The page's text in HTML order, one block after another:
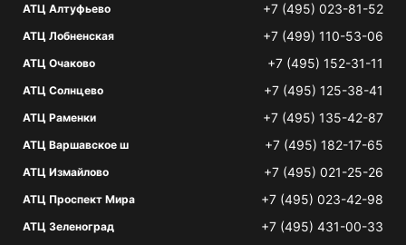
АТЦ Алтуфьево +7 (495) 023-81-52
АТЦ Лобненская +7 (499) 110-53-06
АТЦ Очаково +7 (495) 152-31-11
АТЦ Солнцево +7 (495) 125-38-41
АТЦ Раменки +7 (495) 135-42-87
АТЦ Варшавское ш +7 (495) 182-17-65
АТЦ Измайлово +7 (495) 021-25-26
АТЦ Проспект Мира +7 (495) 023-42-98
АТЦ Зеленоград +7 (495) 431-00-33